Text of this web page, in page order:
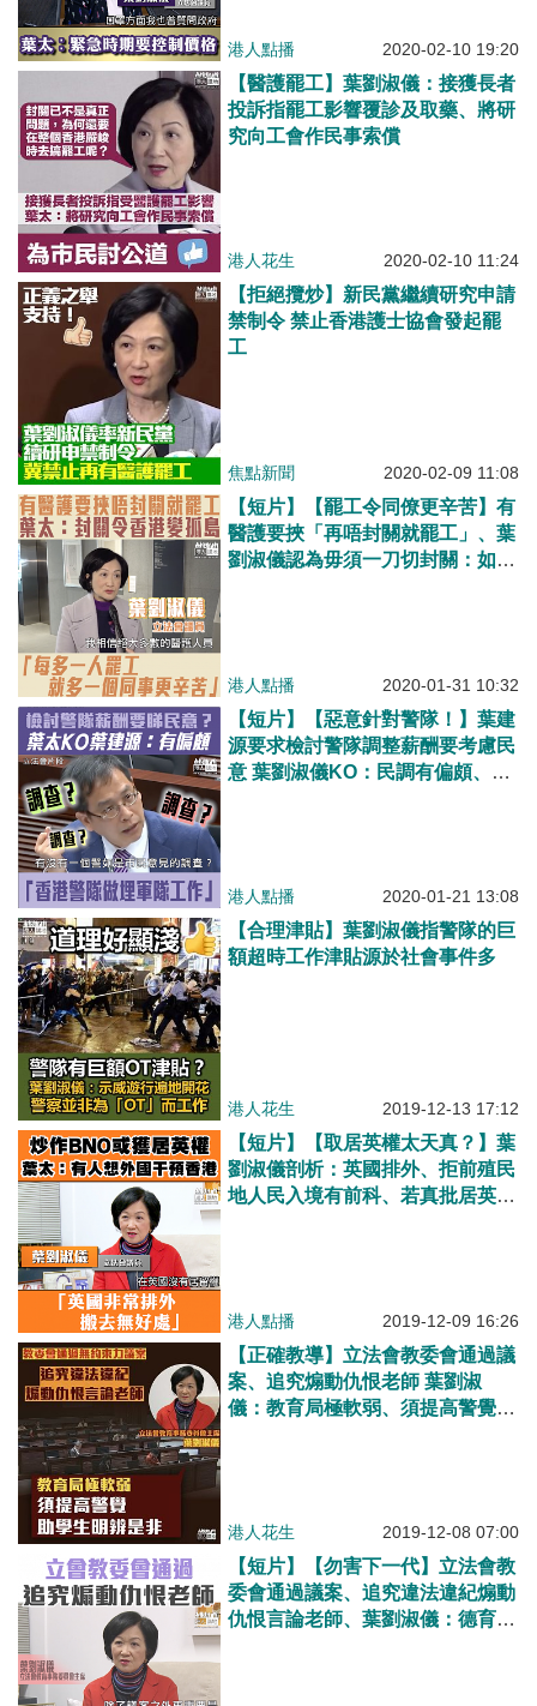
港人點播 2020-02-10 19:20
【醫護罷工】葉劉淑儀：接獲長者
投訴指罷工影響覆診及取藥、將研
究向工會作民事索償
港人花生 2020-02-10 11:24
【拒絕攬炒】新民黨繼續研究申請
禁制令 禁止香港護士協會發起罷
工
焦點新聞 2020-02-09 11:08
【短片】【罷工令同僚更辛苦】有
醫護要挾「再唔封關就罷工」、葉
劉淑儀認為毋須一刀切封關：如果
港人點播 2020-01-31 10:32
【短片】【惡意針對警隊！】葉建
源要求檢討警隊調整薪酬要考慮民
意 葉劉淑儀KO：民調有偏頗、警
港人點播 2020-01-21 13:08
【合理津貼】葉劉淑儀指警隊的巨
額超時工作津貼源於社會事件多
港人花生 2019-12-13 17:12
【短片】【取居英權太天真？】葉
劉淑儀剖析：英國排外、拒前殖民
地人民入境有前科、若真批居英
港人點播 2019-12-09 16:26
【正確教導】立法會教委會通過議
案、追究煽動仇恨老師 葉劉淑
儀：教育局極軟弱、須提高警覺、
港人花生 2019-12-08 07:00
【短片】【勿害下一代】立法會教
委會通過議案、追究違法違紀煽動
仇恨言論老師、葉劉淑儀：德育失